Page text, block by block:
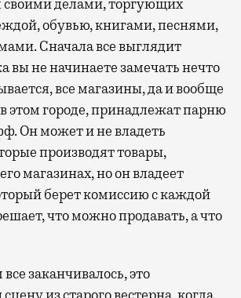
делами, торгующих
обувью, книгами, песнями,
Сначала все выглядит
вы не начинаете замечать нечто
все магазины, да и вообще
этом городе, принадлежат парню
Он может и не владеть
производят товары,
магазинах, но он владеет
берет комиссию с каждой
что можно продавать, а что
заканчивалось, это